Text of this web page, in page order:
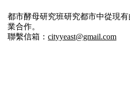
都市酵母研究班研究都市中從現
業合作。
聯繫信箱： cityyeast@gmail.com